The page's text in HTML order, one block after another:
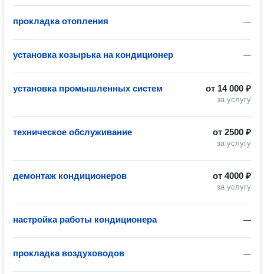
—
прокладка отопления
—
установка козырька на кондиционер
от 14 000 ₽
за услугу
установка промышленных систем
от 2500 ₽
за услугу
техническое обслуживание
от 4000 ₽
за услугу
демонтаж кондиционеров
—
настройка работы кондиционера
—
прокладка воздуховодов